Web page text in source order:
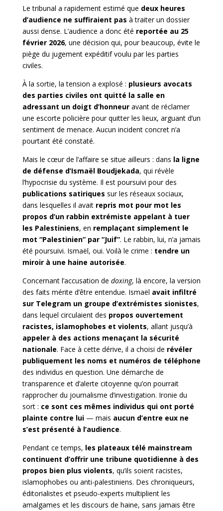
Le tribunal a rapidement estimé que deux heures
d’audience ne suffiraient pas à traiter un dossier
aussi dense. L’audience a donc été reportée au 25
février 2026, une décision qui, pour beaucoup, évite le
piège du jugement expéditif voulu par les parties
civiles.
À la sortie, la tension a explosé : plusieurs avocats
des parties civiles ont quitté la salle en
adressant un doigt d’honneuravant de réclamer
une escorte policière pour quitter les lieux, arguant d’un
sentiment de menace. Aucun incident concret n’a
pourtant été constaté.
Mais le cœur de l’affaire se situe ailleurs : dans la ligne
de défense d’Ismaël Boudjekada, qui révèle
l’hypocrisie du système. Il est poursuivi pour des
publications satiriques sur les réseaux sociaux,
dans lesquelles il avait repris mot pour mot les
propos d’un rabbin extrémiste appelant à tuer
les Palestiniens, en remplaçant simplement le
mot “Palestinien” par “Juif”. Le rabbin, lui, n’a jamais
été poursuivi. Ismaël, oui. Voilà le crime : tendre un
miroir à une haine autorisée.
Concernant l’accusation de doxing, là encore, la version
des faits mérite d’être entendue. Ismaël avait infiltré
sur Telegram un groupe d’extrémistes sionistes,
dans lequel circulaient des propos ouvertement
racistes, islamophobes et violents, allant jusqu’à
appeler à des actions menaçant la sécurité
nationale. Face à cette dérive, il a choisi de révéler
publiquement les noms et numéros de téléphone
des individus en question. Une démarche de
transparence et d’alerte citoyenne qu’on pourrait
rapprocher du journalisme d’investigation. Ironie du
sort : ce sont ces mêmes individus qui ont porté
plainte contre lui— mais aucun d’entre eux ne
s’est présenté à l’audience.
Pendant ce temps, les plateaux télé mainstream
continuent d’offrir une tribune quotidienne à des
propos bien plus violents, qu’ils soient racistes,
islamophobes ou anti-palestiniens. Des chroniqueurs,
éditorialistes et pseudo-experts multiplient les
amalgames et les discours de haine, sans jamais être